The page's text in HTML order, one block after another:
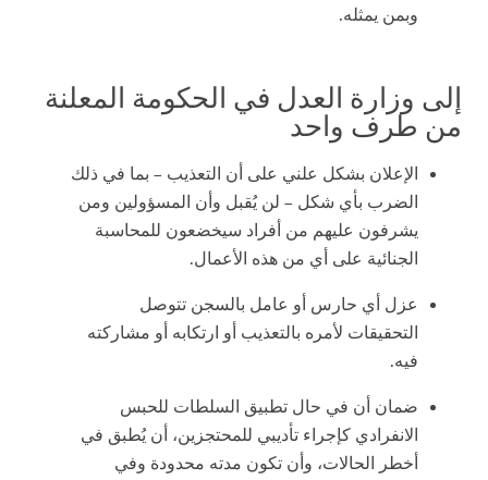
وبمن يمثله.
إلى وزارة العدل في الحكومة المعلنة
من طرف واحد
الإعلان بشكل علني على أن التعذيب – بما في ذلك
الضرب بأي شكل – لن يُقبل وأن المسؤولين ومن
يشرفون عليهم من أفراد سيخضعون للمحاسبة
الجنائية على أي من هذه الأعمال.
عزل أي حارس أو عامل بالسجن تتوصل
التحقيقات لأمره بالتعذيب أو ارتكابه أو مشاركته
فيه.
ضمان أن في حال تطبيق السلطات للحبس
الانفرادي كإجراء تأديبي للمحتجزين، أن يُطبق في
أخطر الحالات، وأن تكون مدته محدودة وفي